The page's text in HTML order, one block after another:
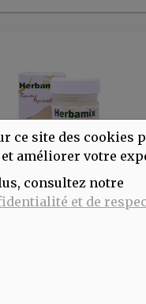
ce site des cookies
améliorer votre
consultez notre
et de
le